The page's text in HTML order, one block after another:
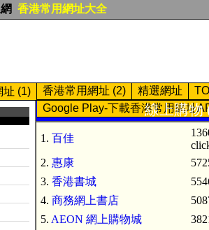
香港常用網址大全
址 (1) 香港常用網址 (2) 精選網址
Google Play-下載香港常用網址
線上購物
1. 百佳
2. 惠康
3. 香港書城
4. 商務網上書店
5. AEON 網上購物城